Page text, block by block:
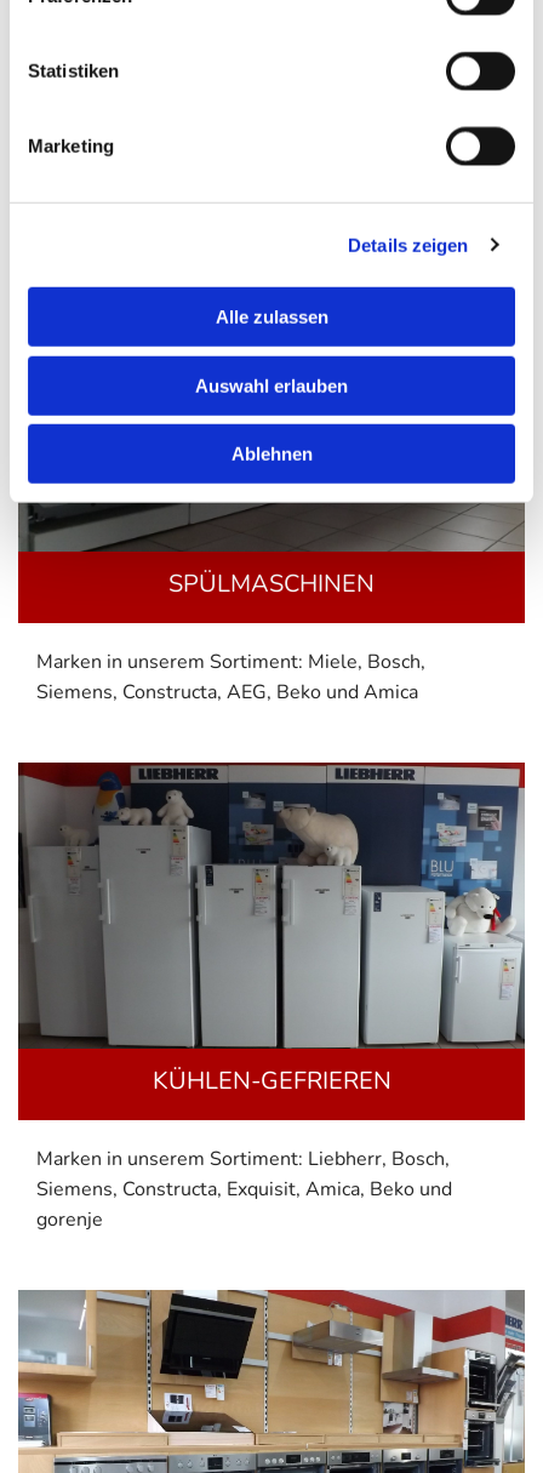
Statistiken
Marketing
Details zeigen
Alle zulassen
Auswahl erlauben
Ablehnen
WASCHMASCHINEN / TROCKNER
Marken in unserem Sortiment: Miele, Bosch,
SPÜLMASCHINEN
Marken in unserem Sortiment: Miele, Bosch,
Siemens, Constructa, AEG, Beko und Amica
KÜHLEN-GEFRIEREN
Marken in unserem Sortiment: Liebherr, Bosch,
Siemens, Constructa, Exquisit, Amica, Beko und
gorenje